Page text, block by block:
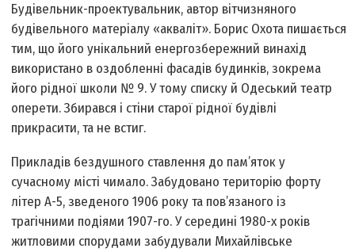
Будівельник-проектувальник, автор вітчизняного
будівельного матеріалу «акваліт». Борис Охота пишається
тим, що його унікальний енергозбережний винахід
використано в оздобленні фасадів будинків, зокрема
його рідної школи № 9. У тому списку й Одеський театр
оперети. Збирався і стіни старої рідної будівлі
прикрасити, та не встиг.
Прикладів бездушного ставлення до пам’яток у
сучасному місті чимало. Забудовано територію форту
літер А-5, зведеного 1906 року та пов’язаного із
трагічними подіями 1907-го. У середині 1980-х років
житловими спорудами забудували Михайлівське